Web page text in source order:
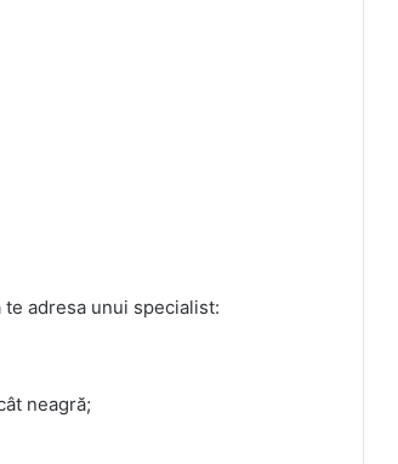
adresa unui specialist:
neagră;